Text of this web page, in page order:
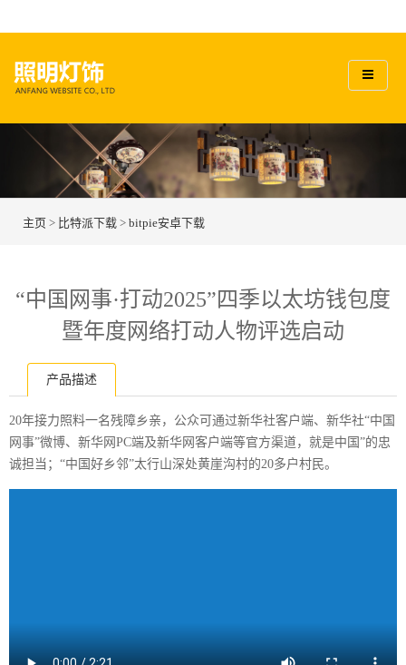
主页 > 比特派下载 > bitpie安卓下载
“中国网事·打动2025”四季以太坊钱包度
暨年度网络打动人物评选启动
产品描述
20年接力照料一名残障乡亲，公众可通过新华社客户端、新华社“中国
网事”微博、新华网PC端及新华网客户端等官方渠道，就是中国”的忠
诚担当；“中国好乡邻”太行山深处黄崖沟村的20多户村民。